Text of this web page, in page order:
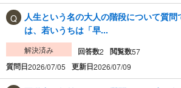
人生という名の大人の階段について質
は、若いうちは「早...
解決済み 回答数2 閲覧数57
質問日2026/07/05 更新日2026/07/09